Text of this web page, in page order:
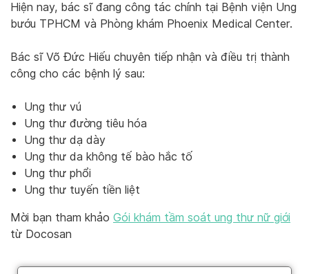
Hiện nay, bác sĩ đang công tác chính tại Bệnh viện Ung
bướu TPHCM và Phòng khám Phoenix Medical Center.
Bác sĩ Võ Đức Hiếu chuyên tiếp nhận và điều trị thành
công cho các bệnh lý sau:
Ung thư vú
Ung thư đường tiêu hóa
Ung thư dạ dày
Ung thư da không tế bào hắc tố
Ung thư phổi
Ung thư tuyến tiền liệt
Mời bạn tham khảo Gói khám tầm soát ung thư nữ giới
từ Docosan